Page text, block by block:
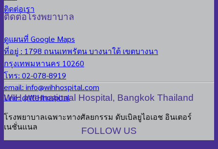
ติดต่อเรา
ติดต่อโรงพยาบาล
ดูแผนที่ Google Maps
ที่อยู่ : 1798 ถนนเทพรัตน บางนาใต้ เขตบางนา
กรุงเทพมหานคร 10260
โทร: 02-078-8919
email: info@wihhospital.com
Line: @WIHhospital
WIH International Hospital, Bangkok Thailand
โรงพยาบาลเฉพาะทางศัลยกรรม ดับเบิลยูไอเอช อินเตอร์
เนชั่นแนล
FOLLOW US